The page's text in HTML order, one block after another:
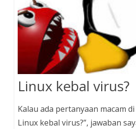
Linux kebal virus?
Kalau ada pertanyaan macam
Linux kebal virus?”, jawaban